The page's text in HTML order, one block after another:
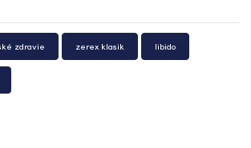
zdravie zerex klasik libido